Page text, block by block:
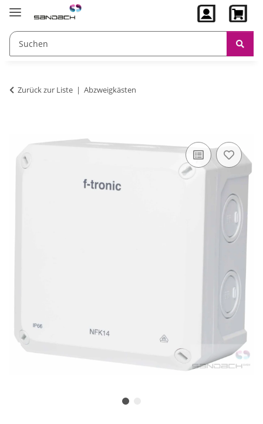
Zurück zur Liste Abzweigkästen